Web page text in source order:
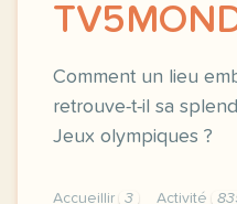
Comment un lieu
retrouve-t-il sa
Jeux olympiques ?
Accueillir 3 Activité